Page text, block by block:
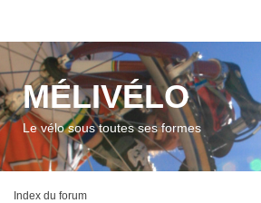
MÉLIVÉLO
Le vélo sous toutes ses formes
Index du forum